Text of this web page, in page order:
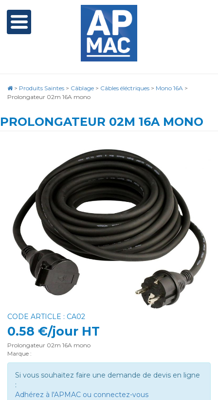
> Produits Saintes > Câblage > Câbles éléctriques > Mono 16A >
Prolongateur 02m 16A mono
PROLONGATEUR 02M 16A MONO
CODE ARTICLE : CA02
0.58 €/jour HT
Prolongateur 02m 16A mono
Marque :
Si vous souhaitez faire une demande de devis en ligne
:
Adhérez à l'APMAC ou connectez-vous